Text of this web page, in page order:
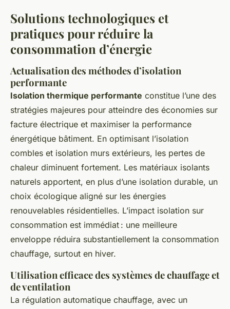
Solutions technologiques et
pratiques pour réduire la
consommation d’énergie
Actualisation des méthodes d’isolation
performante
Isolation thermique performante constitue l’une des
stratégies majeures pour atteindre des économies sur
facture électrique et maximiser la performance
énergétique bâtiment. En optimisant l’isolation
combles et isolation murs extérieurs, les pertes de
chaleur diminuent fortement. Les matériaux isolants
naturels apportent, en plus d’une isolation durable, un
choix écologique aligné sur les énergies
renouvelables résidentielles. L’impact isolation sur
consommation est immédiat : une meilleure
enveloppe réduira substantiellement la consommation
chauffage, surtout en hiver.
Utilisation efficace des systèmes de chauffage et
de ventilation
La régulation automatique chauffage, avec un